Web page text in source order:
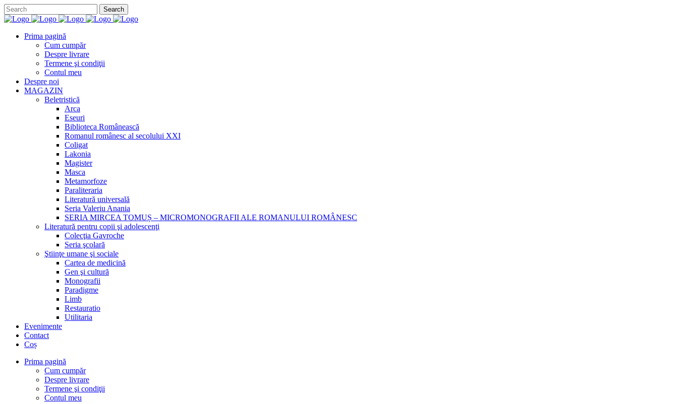
Prima pagină
Cum cumpăr
Despre livrare
Termene şi condiţii
Contul meu
Despre noi
MAGAZIN
Beletristică
Arca
Eseuri
Biblioteca Românească
Romanul românesc al secolului XXI
Coligat
Lakonia
Magister
Masca
Metamorfoze
Paraliteraria
Literatură universală
Seria Valeriu Anania
SERIA MIRCEA TOMUȘ – MICROMONOGRAFII ALE ROMANULUI ROMÂNESC
Literatură pentru copii şi adolescenţi
Colecţia Gavroche
Seria şcolară
Ştiinţe umane şi sociale
Cartea de medicină
Gen şi cultură
Monografii
Paradigme
Limb
Restauratio
Utilitaria
Evenimente
Contact
Coș
Prima pagină
Cum cumpăr
Despre livrare
Termene şi condiţii
Contul meu